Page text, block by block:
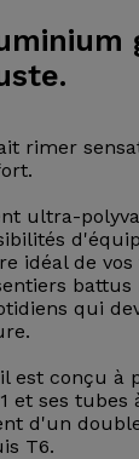
rimer
ultra-
idéal de vos
battus
qui
est conçu à
et ses tubes
d'un
T6.